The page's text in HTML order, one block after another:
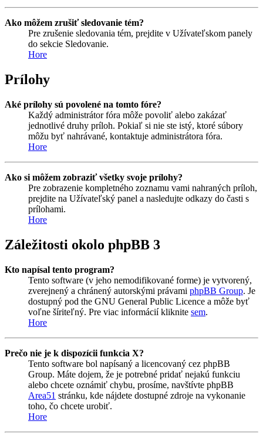
Ako môžem zrušiť sledovanie tém?
Pre zrušenie sledovania tém, prejdite v Užívateľskom panely
do sekcie Sledovanie.
Hore
Prílohy
Aké prílohy sú povolené na tomto fóre?
Každý administrátor fóra môže povoliť alebo zakázať
jednotlivé druhy príloh. Pokiaľ si nie ste istý, ktoré súbory
môžu byť nahrávané, kontaktuje administrátora fóra.
Hore
Ako si môžem zobraziť všetky svoje prílohy?
Pre zobrazenie kompletného zoznamu vami nahraných príloh,
prejdite na Užívateľský panel a nasledujte odkazy do časti s
prílohami.
Hore
Záležitosti okolo phpBB 3
Kto napísal tento program?
Tento software (v jeho nemodifikované forme) je vytvorený,
zverejnený a chránený autorskými právami phpBB Group. Je
dostupný pod the GNU General Public Licence a môže byť
voľne šíriteľný. Pre viac informácií kliknite sem.
Hore
Prečo nie je k dispozícii funkcia X?
Tento software bol napísaný a licencovaný cez phpBB
Group. Máte dojem, že je potrebné pridať nejakú funkciu
alebo chcete oznámiť chybu, prosíme, navštívte phpBB
Area51 stránku, kde nájdete dostupné zdroje na vykonanie
toho, čo chcete urobiť.
Hore